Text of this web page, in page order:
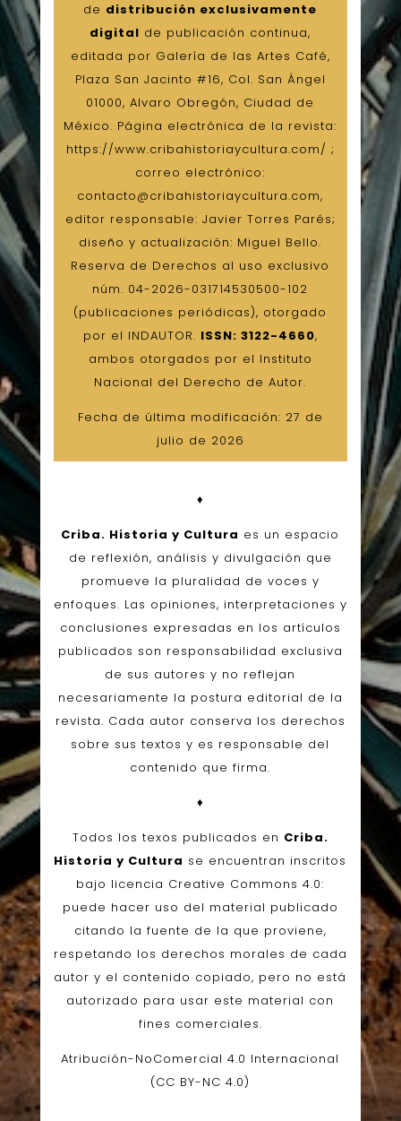
de distribución exclusivamente
digital de publicación continua,
editada por Galería de las Artes Café,
Plaza San Jacinto #16, Col. San Ángel
01000, Alvaro Obregón, Ciudad de
México. Página electrónica de la revista:
https://www.cribahistoriaycultura.com/ ;
correo electrónico:
contacto@cribahistoriaycultura.com,
editor responsable: Javier Torres Parés;
diseño y actualización: Miguel Bello.
Reserva de Derechos al uso exclusivo
núm. 04-2026-031714530500-102
(publicaciones periódicas), otorgado
por el INDAUTOR. ISSN: 3122-4660,
ambos otorgados por el Instituto
Nacional del Derecho de Autor.
Fecha de última modificación: 27 de
julio de 2026
♦
Criba. Historia y Cultura es un espacio
de reflexión, análisis y divulgación que
promueve la pluralidad de voces y
enfoques. Las opiniones, interpretaciones y
conclusiones expresadas en los artículos
publicados son responsabilidad exclusiva
de sus autores y no reflejan
necesariamente la postura editorial de la
revista. Cada autor conserva los derechos
sobre sus textos y es responsable del
contenido que firma.
♦
Todos los texos publicados en Criba.
Historia y Cultura se encuentran inscritos
bajo licencia Creative Commons 4.0:
puede hacer uso del material publicado
citando la fuente de la que proviene,
respetando los derechos morales de cada
autor y el contenido copiado, pero no está
autorizado para usar este material con
fines comerciales.
Atribución-NoComercial 4.0 Internacional
(CC BY-NC 4.0)